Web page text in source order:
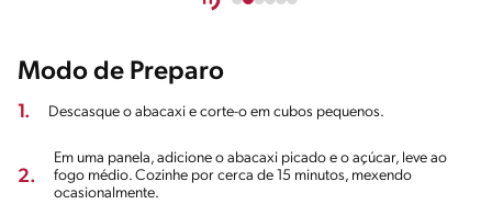
Modo de Preparo
1. Descasque o abacaxi e corte-o em cubos pequenos.
2.
Em uma panela, adicione o abacaxi picado e o açúcar, leve ao
fogo médio. Cozinhe por cerca de 15 minutos, mexendo
ocasionalmente.